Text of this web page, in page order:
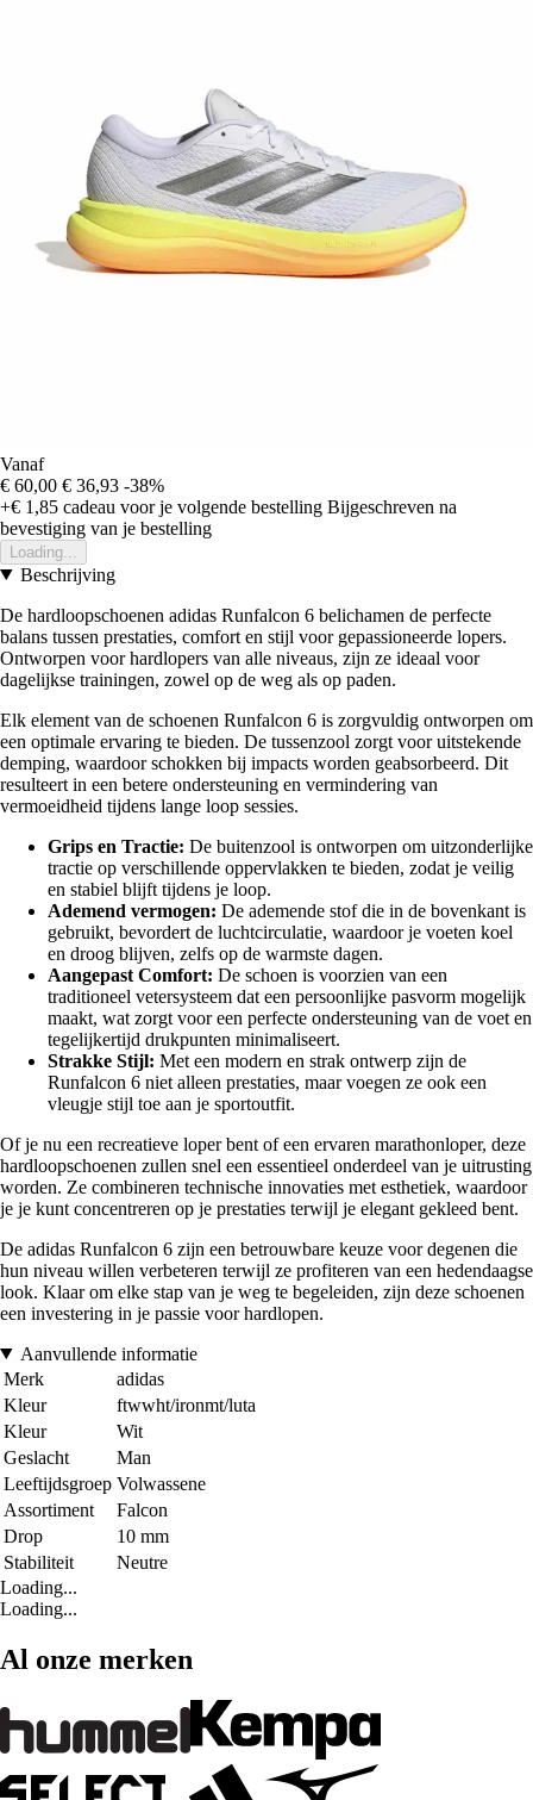
Vanaf
€ 60,00 € 36,93 -38%
+€ 1,85 cadeau voor je volgende bestelling Bijgeschreven na
bevestiging van je bestelling
Loading...
Beschrijving
De hardloopschoenen adidas Runfalcon 6 belichamen de perfecte
balans tussen prestaties, comfort en stijl voor gepassioneerde lopers.
Ontworpen voor hardlopers van alle niveaus, zijn ze ideaal voor
dagelijkse trainingen, zowel op de weg als op paden.
Elk element van de schoenen Runfalcon 6 is zorgvuldig ontworpen om
een optimale ervaring te bieden. De tussenzool zorgt voor uitstekende
demping, waardoor schokken bij impacts worden geabsorbeerd. Dit
resulteert in een betere ondersteuning en vermindering van
vermoeidheid tijdens lange loop sessies.
Grips en Tractie: De buitenzool is ontworpen om uitzonderlijke
tractie op verschillende oppervlakken te bieden, zodat je veilig
en stabiel blijft tijdens je loop.
Ademend vermogen: De ademende stof die in de bovenkant is
gebruikt, bevordert de luchtcirculatie, waardoor je voeten koel
en droog blijven, zelfs op de warmste dagen.
Aangepast Comfort: De schoen is voorzien van een
traditioneel vetersysteem dat een persoonlijke pasvorm mogelijk
maakt, wat zorgt voor een perfecte ondersteuning van de voet en
tegelijkertijd drukpunten minimaliseert.
Strakke Stijl: Met een modern en strak ontwerp zijn de
Runfalcon 6 niet alleen prestaties, maar voegen ze ook een
vleugje stijl toe aan je sportoutfit.
Of je nu een recreatieve loper bent of een ervaren marathonloper, deze
hardloopschoenen zullen snel een essentieel onderdeel van je uitrusting
worden. Ze combineren technische innovaties met esthetiek, waardoor
je je kunt concentreren op je prestaties terwijl je elegant gekleed bent.
De adidas Runfalcon 6 zijn een betrouwbare keuze voor degenen die
hun niveau willen verbeteren terwijl ze profiteren van een hedendaagse
look. Klaar om elke stap van je weg te begeleiden, zijn deze schoenen
een investering in je passie voor hardlopen.
Aanvullende informatie
Merk
adidas
Kleur
ftwwht/ironmt/luta
Kleur
Wit
Geslacht
Man
Leeftijdsgroep Volwassene
Assortiment
Falcon
Drop
10 mm
Stabiliteit
Neutre
Loading...
Loading...
Al onze merken